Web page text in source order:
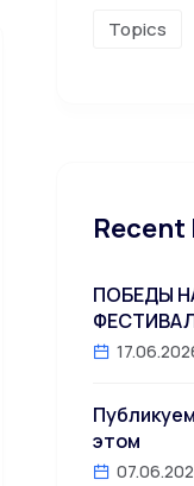
Topics
Recent
ПОБЕДЫ
этом